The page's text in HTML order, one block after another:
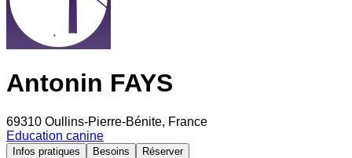
Antonin FAYS
69310 Oullins-Pierre-Bénite, France
Education canine
Infos pratiques Besoins Réserver